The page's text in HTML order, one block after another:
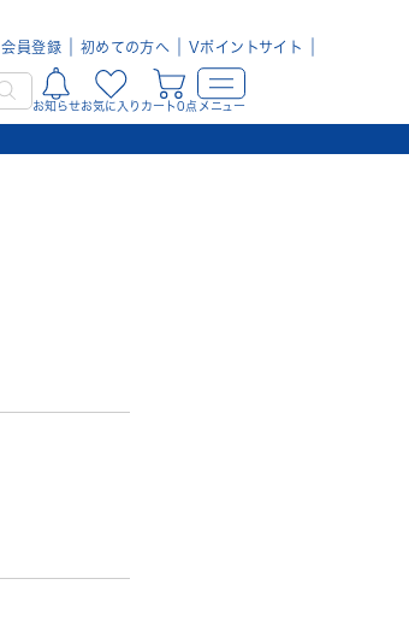
会員登録 初めての方へ Vポイントサイト
お知らせお気に入り カート0点 メニュー